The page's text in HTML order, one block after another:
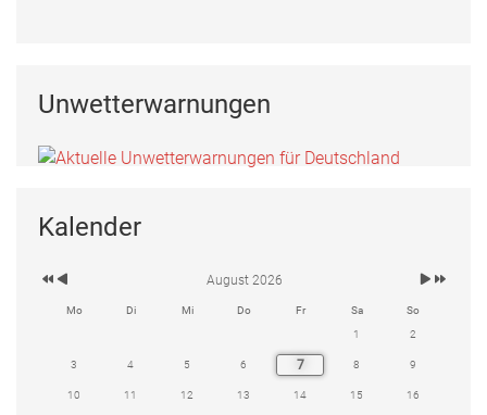
Unwetterwarnungen
Kalender
August 2026
Mo Di Mi Do Fr Sa
So
1
2
3 4 5 6 7 8 9
10 11 12 13 14 15 16